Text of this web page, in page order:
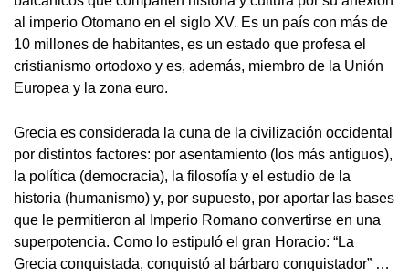
al imperio Otomano en el siglo XV. Es un país con más de
10 millones de habitantes, es un estado que profesa el
cristianismo ortodoxo y es, además, miembro de la Unión
Europea y la zona euro.
Grecia es considerada la cuna de la civilización occidental
por distintos factores: por asentamiento (los más antiguos),
la política (democracia), la filosofía y el estudio de la
historia (humanismo) y, por supuesto, por aportar las bases
que le permitieron al Imperio Romano convertirse en una
superpotencia. Como lo estipuló el gran Horacio: “La
Grecia conquistada, conquistó al bárbaro conquistador” …